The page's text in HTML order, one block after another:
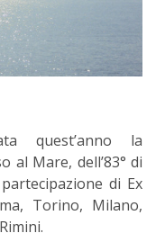
quest’anno la
al Mare, dell’83° di
di Ex
Torino, Milano,